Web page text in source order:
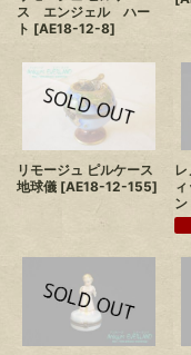
ス エンジェル ハー
ト [AE18-12-8]
リモージュ ピルケース
地球儀 [AE18-12-155]
ン